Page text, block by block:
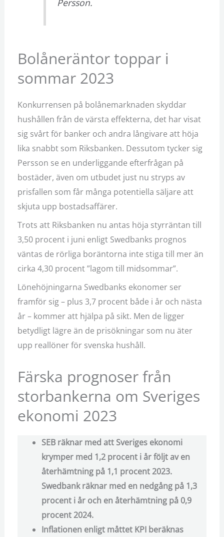
Persson.
Bolåneräntor toppar i
sommar 2023
Konkurrensen på bolånemarknaden skyddar
hushållen från de värsta effekterna, det har visat
sig svårt för banker och andra långivare att höja
lika snabbt som Riksbanken. Dessutom tycker sig
Persson se en underliggande efterfrågan på
bostäder, även om utbudet just nu stryps av
prisfallen som får många potentiella säljare att
skjuta upp bostadsaffärer.
Trots att Riksbanken nu antas höja styrräntan till
3,50 procent i juni enligt Swedbanks prognos
väntas de rörliga boräntorna inte stiga till mer än
cirka 4,30 procent ”lagom till midsommar”.
Lönehöjningarna Swedbanks ekonomer ser
framför sig – plus 3,7 procent både i år och nästa
år – kommer att hjälpa på sikt. Men de ligger
betydligt lägre än de prisökningar som nu äter
upp reallöner för svenska hushåll.
Färska prognoser från
storbankerna om Sveriges
ekonomi 2023
SEB räknar med att Sveriges ekonomi
krymper med 1,2 procent i år följt av en
återhämtning på 1,1 procent 2023.
Swedbank räknar med en nedgång på 1,3
procent i år och en återhämtning på 0,9
procent 2024.
Inflationen enligt måttet KPI beräknas